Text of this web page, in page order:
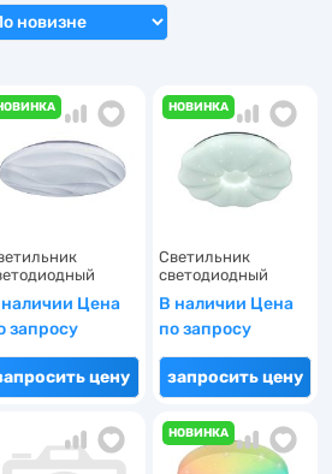
14
90…
Цена
запросу
цену
НОВИНКА
Светильник
светодиодный
накладной 90…
В наличии Цена
по запросу
запросить цену
НОВИНКА